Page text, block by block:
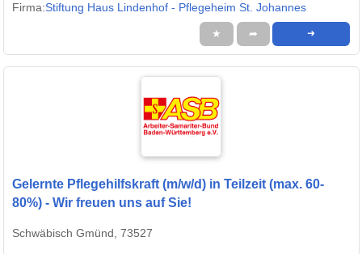
Firma:Stiftung Haus Lindenhof - Pflegeheim St. Johannes
★ ➦ ➜
Gelernte Pflegehilfskraft (m/w/d) in Teilzeit (max. 60-
80%) - Wir freuen uns auf Sie!
Schwäbisch Gmünd, 73527